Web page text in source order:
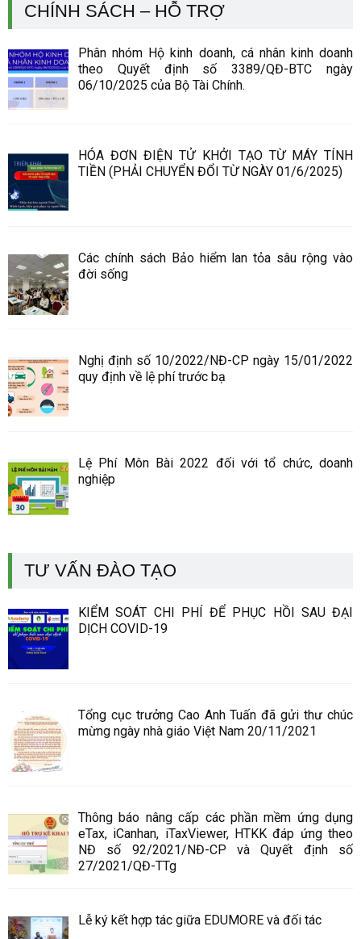
CHÍNH SÁCH – HỖ TRỢ
Phân nhóm Hộ kinh doanh, cá nhân kinh doanh
theo Quyết định số 3389/QĐ-BTC ngày
06/10/2025 của Bộ Tài Chính.
HÓA ĐƠN ĐIỆN TỬ KHỞI TẠO TỪ MÁY TÍNH
TIỀN (PHẢI CHUYỂN ĐỔI TỪ NGÀY 01/6/2025)
Các chính sách Bảo hiểm lan tỏa sâu rộng vào
đời sống
Nghị định số 10/2022/NĐ-CP ngày 15/01/2022
quy định về lệ phí trước bạ
Lệ Phí Môn Bài 2022 đối với tổ chức, doanh
nghiệp
TƯ VẤN ĐÀO TẠO
KIỂM SOÁT CHI PHÍ ĐỂ PHỤC HỒI SAU ĐẠI
DỊCH COVID-19
Tổng cục trưởng Cao Anh Tuấn đã gửi thư chúc
mừng ngày nhà giáo Việt Nam 20/11/2021
Thông báo nâng cấp các phần mềm ứng dụng
eTax, iCanhan, iTaxViewer, HTKK đáp ứng theo
NĐ số 92/2021/NĐ-CP và Quyết định số
27/2021/QĐ-TTg
Lễ ký kết hợp tác giữa EDUMORE và đối tác